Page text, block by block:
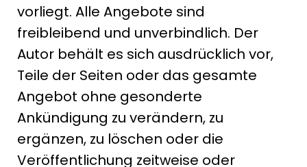
vorliegt. Alle Angebote sind
freibleibend und unverbindlich. Der
Autor behält es sich ausdrücklich vor,
Teile der Seiten oder das gesamte
Angebot ohne gesonderte
Ankündigung zu verändern, zu
ergänzen, zu löschen oder die
Veröffentlichung zeitweise oder